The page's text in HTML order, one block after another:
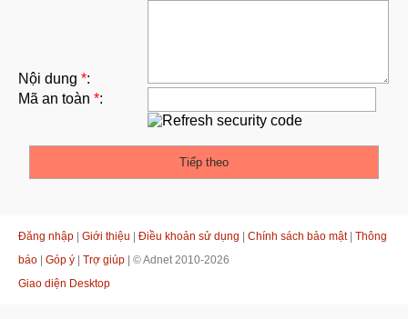
Nội dung *:
Mã an toàn *:
Đăng nhập Giới thiệu Điều khoản sử dụng Chính sách bảo mật| Thông
báo
Góp ý Trợ giúp | © Adnet 2010-2026
Giao diện Desktop